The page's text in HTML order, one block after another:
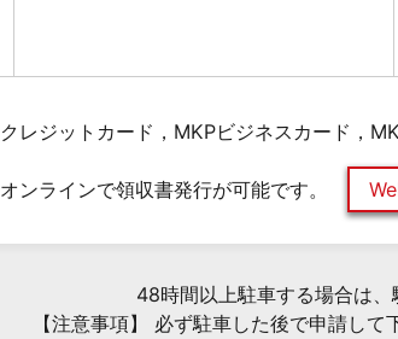
クレジットカード，MKPビジネスカード，
オンラインで領収書発行が可能です。
48時間以上駐車する場合は
【注意事項】 必ず駐車した後で申請し